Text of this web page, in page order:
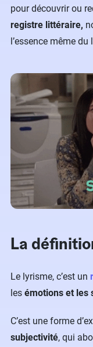
pour découvrir ou
registre littéraire,
l’essence même du
La
Le lyrisme, c’est un
les émotions et les
C’est une forme
subjectivité, qui